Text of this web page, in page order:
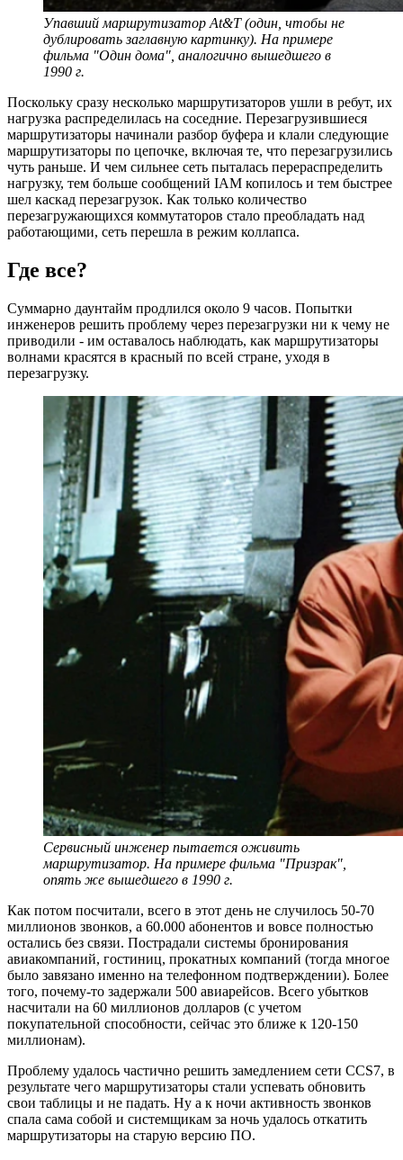
Упавший маршрутизатор At&T (один, чтобы не
дублировать заглавную картинку). На примере
фильма "Один дома", аналогично вышедшего в
1990 г.
Поскольку сразу несколько маршрутизаторов ушли в ребут, их
нагрузка распределилась на соседние. Перезагрузившиеся
маршрутизаторы начинали разбор буфера и клали следующие
маршрутизаторы по цепочке, включая те, что перезагрузились
чуть раньше. И чем сильнее сеть пыталась перераспределить
нагрузку, тем больше сообщений IAM копилось и тем быстрее
шел каскад перезагрузок. Как только количество
перезагружающихся коммутаторов стало преобладать над
работающими, сеть перешла в режим коллапса.
Где все?
Суммарно даунтайм продлился около 9 часов. Попытки
инженеров решить проблему через перезагрузки ни к чему не
приводили - им оставалось наблюдать, как маршрутизаторы
волнами красятся в красный по всей стране, уходя в
перезагрузку.
Сервисный инженер пытается оживить
маршрутизатор. На примере фильма "Призрак",
опять же вышедшего в 1990 г.
Как потом посчитали, всего в этот день не случилось 50-70
миллионов звонков, а 60.000 абонентов и вовсе полностью
остались без связи. Пострадали системы бронирования
авиакомпаний, гостиниц, прокатных компаний (тогда многое
было завязано именно на телефонном подтверждении). Более
того, почему-то задержали 500 авиарейсов. Всего убытков
насчитали на 60 миллионов долларов (с учетом
покупательной способности, сейчас это ближе к 120-150
миллионам).
Проблему удалось частично решить замедлением сети CCS7, в
результате чего маршрутизаторы стали успевать обновить
свои таблицы и не падать. Ну а к ночи активность звонков
спала сама собой и системщикам за ночь удалось откатить
маршрутизаторы на старую версию ПО.